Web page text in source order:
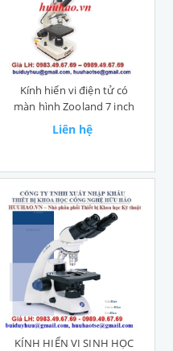
Kính hiển vi điện tử có
màn hình Zooland 7 inch
Liên hệ
KÍNH HIỂN VI SINH HỌC